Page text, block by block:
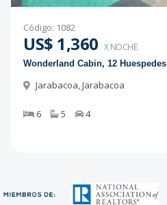
Código: 1082
US$ 1,360 X NOCHE
Wonderland Cabin, 12 Huespedes
Jarabacoa,Jarabacoa
6 5 4